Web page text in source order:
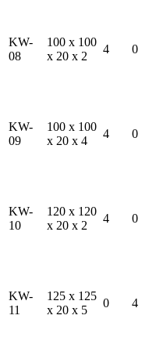
KW-
08
100 x 100
x 20 x 2
4 0
KW-
09
100 x 100
x 20 x 4
4 0
KW-
10
120 x 120
x 20 x 2
4 0
KW-
11
125 x 125
x 20 x 5
0 4